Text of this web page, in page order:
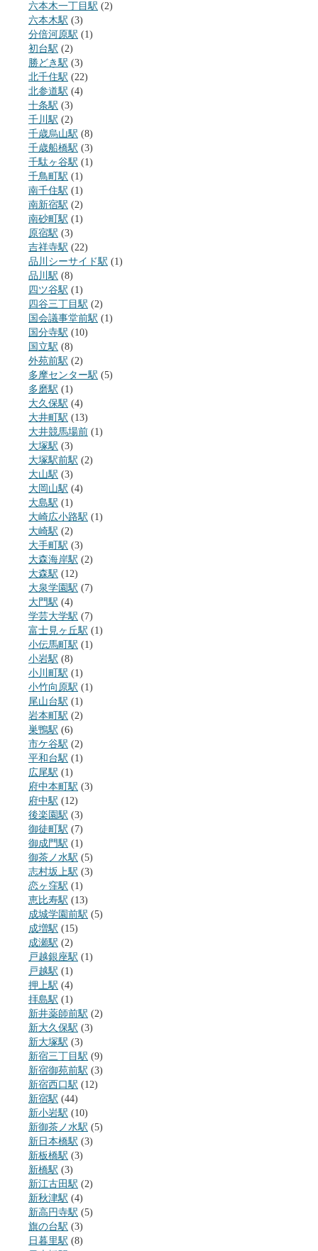
六本木一丁目駅 (2)
六本木駅 (3)
分倍河原駅 (1)
初台駅 (2)
勝どき駅 (3)
北千住駅 (22)
北参道駅 (4)
十条駅 (3)
千川駅 (2)
千歳烏山駅 (8)
千歳船橋駅 (3)
千駄ヶ谷駅 (1)
千鳥町駅 (1)
南千住駅 (1)
南新宿駅 (2)
南砂町駅 (1)
原宿駅 (3)
吉祥寺駅 (22)
品川シーサイド駅 (1)
品川駅 (8)
四ツ谷駅 (1)
四谷三丁目駅 (2)
国会議事堂前駅 (1)
国分寺駅 (10)
国立駅 (8)
外苑前駅 (2)
多摩センター駅 (5)
多磨駅 (1)
大久保駅 (4)
大井町駅 (13)
大井競馬場前 (1)
大塚駅 (3)
大塚駅前駅 (2)
大山駅 (3)
大岡山駅 (4)
大島駅 (1)
大崎広小路駅 (1)
大崎駅 (2)
大手町駅 (3)
大森海岸駅 (2)
大森駅 (12)
大泉学園駅 (7)
大門駅 (4)
学芸大学駅 (7)
富士見ヶ丘駅 (1)
小伝馬町駅 (1)
小岩駅 (8)
小川町駅 (1)
小竹向原駅 (1)
尾山台駅 (1)
岩本町駅 (2)
巣鴨駅 (6)
市ケ谷駅 (2)
平和台駅 (1)
広尾駅 (1)
府中本町駅 (3)
府中駅 (12)
後楽園駅 (3)
御徒町駅 (7)
御成門駅 (1)
御茶ノ水駅 (5)
志村坂上駅 (3)
恋ヶ窪駅 (1)
恵比寿駅 (13)
成城学園前駅 (5)
成増駅 (15)
成瀬駅 (2)
戸越銀座駅 (1)
戸越駅 (1)
押上駅 (4)
拝島駅 (1)
新井薬師前駅 (2)
新大久保駅 (3)
新大塚駅 (3)
新宿三丁目駅 (9)
新宿御苑前駅 (3)
新宿西口駅 (12)
新宿駅 (44)
新小岩駅 (10)
新御茶ノ水駅 (5)
新日本橋駅 (3)
新板橋駅 (3)
新橋駅 (3)
新江古田駅 (2)
新秋津駅 (4)
新高円寺駅 (5)
旗の台駅 (3)
日暮里駅 (8)